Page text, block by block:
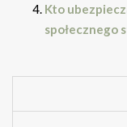
Kto
społecznego